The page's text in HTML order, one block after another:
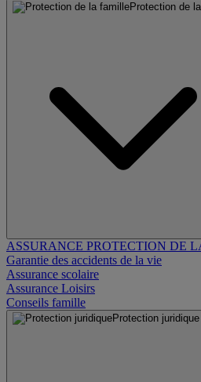
Protection de
ASSURANCE PROTECTION DE
Garantie des accidents de la vie
Assurance scolaire
Assurance Loisirs
Conseils famille
Protection juridique